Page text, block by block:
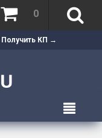
Получить КП →
0